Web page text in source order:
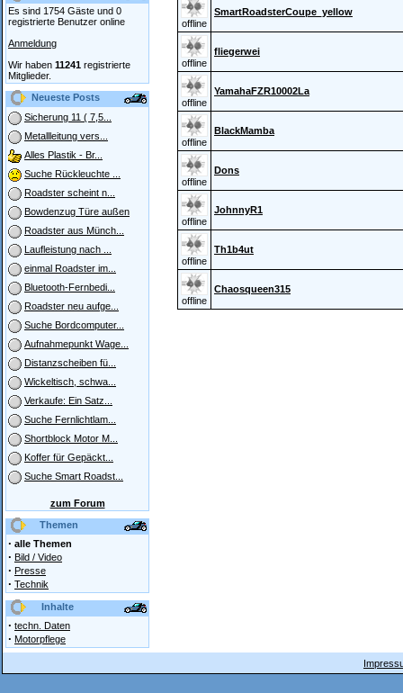
Es sind 1754 Gäste und 0
registrierte Benutzer online
Anmeldung
Wir haben 11241 registrierte
Mitglieder.
Neueste Posts
Sicherung 11 ( 7,5...
Metallleitung vers...
Alles Plastik - Br...
Suche Rückleuchte ...
Roadster scheint n...
Bowdenzug Türe außen
Roadster aus Münch...
Laufleistung nach ...
einmal Roadster im...
Bluetooth-Fernbedi...
Roadster neu aufge...
Suche Bordcomputer...
Aufnahmepunkt Wage...
Distanzscheiben fü...
Wickeltisch, schwa...
Verkaufe: Ein Satz...
Suche Fernlichtlam...
Shortblock Motor M...
Koffer für Gepäckt...
Suche Smart Roadst...
zum Forum
Themen
· alle Themen
· Bild / Video
· Presse
· Technik
Inhalte
· techn. Daten
· Motorpflege
offline
SmartRoadsterCoupe_yellow
offline
fliegerwei
offline
YamahaFZR10002La
offline
BlackMamba
offline
Dons
offline
JohnnyR1
offline
Th1b4ut
offline
Chaosqueen315